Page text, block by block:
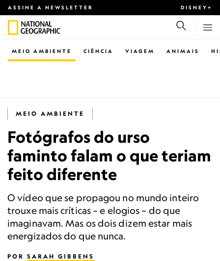
ASSINE A NEWSLETTER DISNEY+
CIÊNCIA VIAGEM ANIMAIS
MEIO AMBIENTE
MEIO AMBIENTE
Fotógrafos do urso
faminto falam o que teriam
feito diferente
O vídeo que se propagou no mundo inteiro
trouxe mais críticas – e elogios – do que
imaginavam. Mas os dois dizem estar mais
energizados do que nunca.
POR SARAH GIBBENS